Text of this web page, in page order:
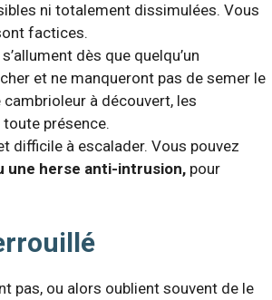
ni totalement dissimulées. Vous
factices.
s’allument dès que quelqu’un
et ne manqueront pas de semer le
à découvert, les
présence.
difficile à escalader. Vous pouvez
une herse anti-intrusion, pour
pas, ou alors oublient souvent de le